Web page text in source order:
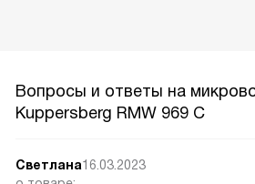
Вопросы и ответы на
Kuppersberg RMW 969 C
Светлана16.03.2023